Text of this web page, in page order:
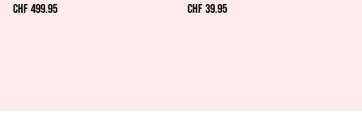
CHF 499.95 CHF 39.95